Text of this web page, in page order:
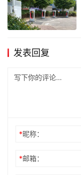
发表回复
*昵称：
*邮箱：